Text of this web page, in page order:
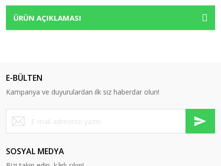
ÜRÜN AÇIKLAMASI
E-BÜLTEN
Kampanya ve duyurulardan ilk siz haberdar olun!
SOSYAL MEDYA